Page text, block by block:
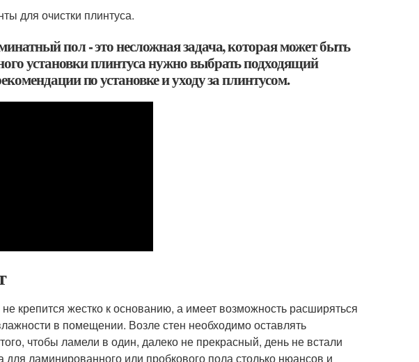
для очистки плинтуса.
пол - это несложная задача, которая может быть
установки плинтуса нужно выбрать подходящий
по установке и уходу за плинтусом.
крепится жестко к основанию, а имеет возможность расширяться
в помещении. Возле стен необходимо оставлять
чтобы ламели в один, далеко не прекрасный, день не встали
ламинированного или пробкового пола столько нюансов и